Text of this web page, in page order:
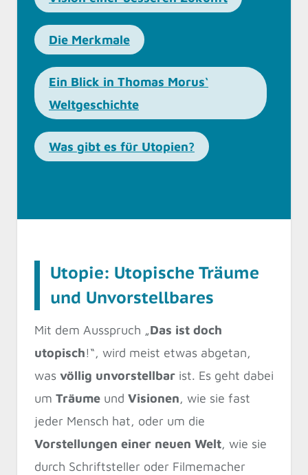
Die Merkmale
Ein Blick in Thomas Morus‘
Weltgeschichte
Was gibt es für Utopien?
Utopie: Utopische Träume
und Unvorstellbares
Mit dem Ausspruch „Das ist doch
utopisch!“, wird meist etwas abgetan,
was völlig unvorstellbar ist. Es geht dabei
um Träume und Visionen, wie sie fast
jeder Mensch hat, oder um die
Vorstellungen einer neuen Welt, wie sie
durch Schriftsteller oder Filmemacher